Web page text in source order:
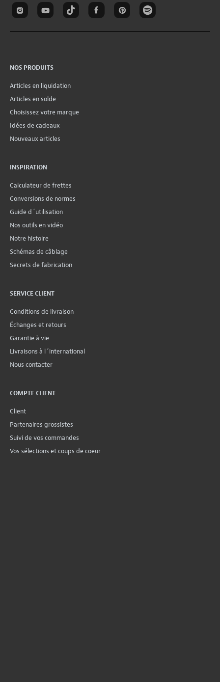
NOS PRODUITS
Articles en liquidation
Articles en solde
Choisissez votre marque
Idées de cadeaux
Nouveaux articles
INSPIRATION
Calculateur de frettes
Conversions de normes
Guide d´utilisation
Nos outils en vidéo
Notre histoire
Schémas de câblage
Secrets de fabrication
SERVICE CLIENT
Conditions de livraison
Échanges et retours
Garantie à vie
Livraisons à l´international
Nous contacter
COMPTE CLIENT
Client
Partenaires grossistes
Suivi de vos commandes
Vos sélections et coups de coeur